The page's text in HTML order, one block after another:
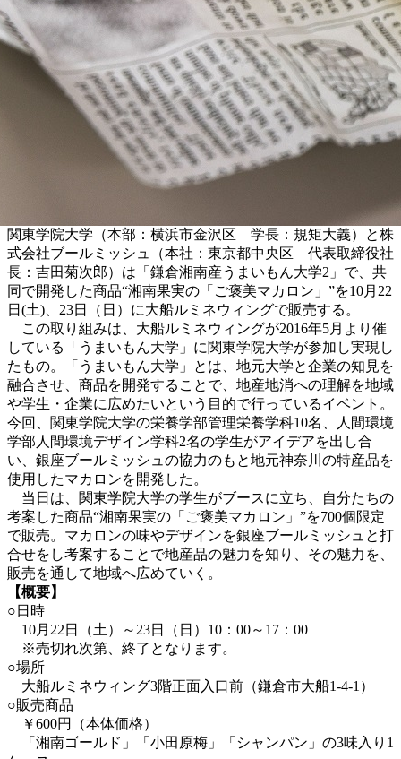
関東学院大学（本部：横浜市金沢区 学長：規矩大義）と株
式会社ブールミッシュ（本社：東京都中央区 代表取締役社
長：吉田菊次郎）は「鎌倉湘南産うまいもん大学2」で、共
同で開発した商品“湘南果実の「ご褒美マカロン」”を10月22
日(土)、23日（日）に大船ルミネウィングで販売する。
この取り組みは、大船ルミネウィングが2016年5月より催
している「うまいもん大学」に関東学院大学が参加し実現し
たもの。「うまいもん大学」とは、地元大学と企業の知見を
融合させ、商品を開発することで、地産地消への理解を地域
や学生・企業に広めたいという目的で行っているイベント。
今回、関東学院大学の栄養学部管理栄養学科10名、人間環境
学部人間環境デザイン学科2名の学生がアイデアを出し合
い、銀座ブールミッシュの協力のもと地元神奈川の特産品を
使用したマカロンを開発した。
当日は、関東学院大学の学生がブースに立ち、自分たちの
考案した商品“湘南果実の「ご褒美マカロン」”を700個限定
で販売。マカロンの味やデザインを銀座ブールミッシュと打
合せをし考案することで地産品の魅力を知り、その魅力を、
販売を通して地域へ広めていく。
【概要】
○日時
10月22日（土）～23日（日）10：00～17：00
※売切れ次第、終了となります。
○場所
大船ルミネウィング3階正面入口前（鎌倉市大船1-4-1）
○販売商品
￥600円（本体価格）
「湘南ゴールド」「小田原梅」「シャンパン」の3味入り1